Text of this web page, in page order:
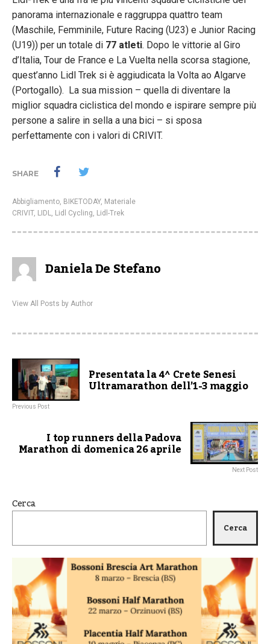
panorama internazionale e raggruppa quattro team
(Maschile, Femminile, Future Racing (U23) e Junior Racing
(U19)) per un totale di 77 atleti. Dopo le vittorie al Giro
d’Italia, Tour de France e La Vuelta nella scorsa stagione,
quest’anno Lidl Trek si è aggiudicata la Volta ao Algarve
(Portogallo). La sua mission – quella di diventare la
miglior squadra ciclistica del mondo e ispirare sempre più
persone a salire in sella a una bici – si sposa
perfettamente con i valori di CRIVIT.
SHARE
Abbigliamento BIKETODAY, Materiale
CRIVIT, LIDL Lidl Cycling Lidl-Trek
Daniela De Stefano
View All Posts by Author
Presentata la 4^ Crete Senesi
Ultramarathon dell’1-3 maggio
Previous Post
I top runners della Padova
Marathon di domenica 26 aprile
Next Post
Cerca
Cerca